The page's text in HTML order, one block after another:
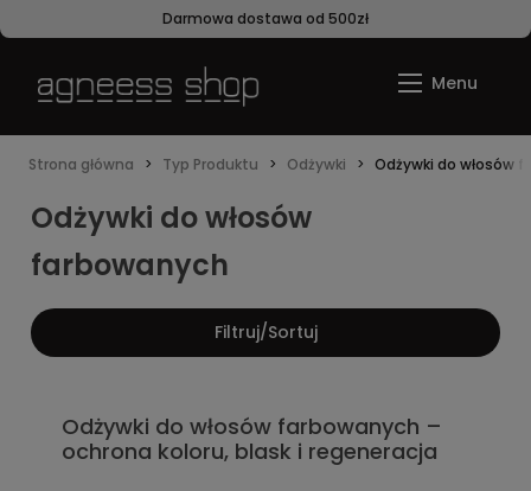
Darmowa dostawa od 500zł
Strona główna Typ Produktu Odżywki Odżywki do włosów
Odżywki do włosów
farbowanych
Filtruj/Sortuj
Odżywki do włosów farbowanych –
ochrona koloru, blask i regeneracja